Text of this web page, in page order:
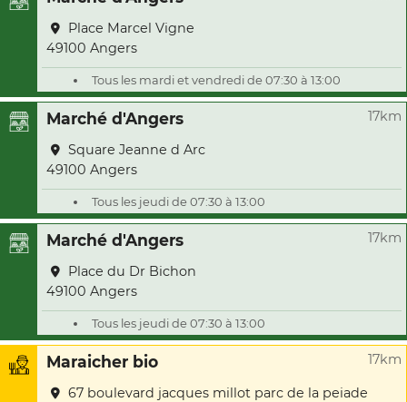
Place Marcel Vigne
49100 Angers
Tous les mardi et vendredi de 07:30 à 13:00
Marché d'Angers 17km
Square Jeanne d Arc
49100 Angers
Tous les jeudi de 07:30 à 13:00
Marché d'Angers 17km
Place du Dr Bichon
49100 Angers
Tous les jeudi de 07:30 à 13:00
Maraicher bio 17km
67 boulevard jacques millot parc de la peiade